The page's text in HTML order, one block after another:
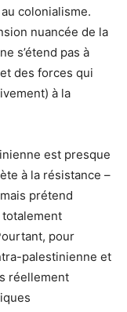
colonialisme.
nuancée de la
s’étend pas à
des forces qui
à la
est presque
à la résistance –
prétend
totalement
pour
palestinienne et
réellement